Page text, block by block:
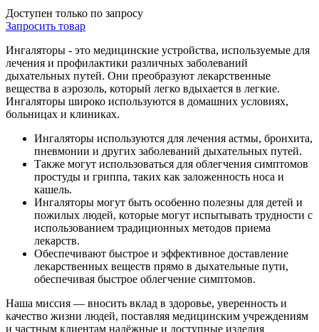
Доступен только по запросу
Запросить товар
Ингаляторы - это медицинские устройства, используемые для
лечения и профилактики различных заболеваний
дыхательных путей. Они преобразуют лекарственные
вещества в аэрозоль, который легко вдыхается в легкие.
Ингаляторы широко используются в домашних условиях,
больницах и клиниках.
Ингаляторы используются для лечения астмы, бронхита,
пневмонии и других заболеваний дыхательных путей.
Также могут использоваться для облегчения симптомов
простуды и гриппа, таких как заложенность носа и
кашель.
Ингаляторы могут быть особенно полезны для детей и
пожилых людей, которые могут испытывать трудности с
использованием традиционных методов приема
лекарств.
Обеспечивают быстрое и эффективное доставление
лекарственных веществ прямо в дыхательные пути,
обеспечивая быстрое облегчение симптомов.
Наша миссия — вносить вклад в здоровье, уверенность и
качество жизни людей, поставляя медицинским учреждениям
и частным клиентам надёжные и доступные изделия